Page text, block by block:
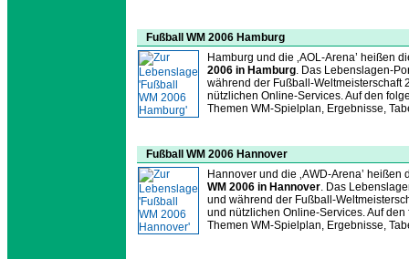
Fußball WM 2006 Hamburg
Hamburg und die ‚AOL-Arena’ heißen
2006 in Hamburg. Das Lebenslagen-
während der Fußball-Weltmeisterschaft
nützlichen Online-Services. Auf den
Themen WM-Spielplan, Ergebnisse,
Fußball WM 2006 Hannover
Hannover und die ‚AWD-Arena’
WM 2006 in Hannover. Das
und während der Fußball-
und nützlichen Online-Services. Auf
Themen WM-Spielplan, Ergebnisse,